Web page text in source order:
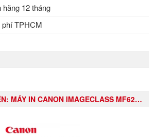
hãng 12 tháng
phí TPHCM
MÁY IN CANON IMAGECLASS MF621CN